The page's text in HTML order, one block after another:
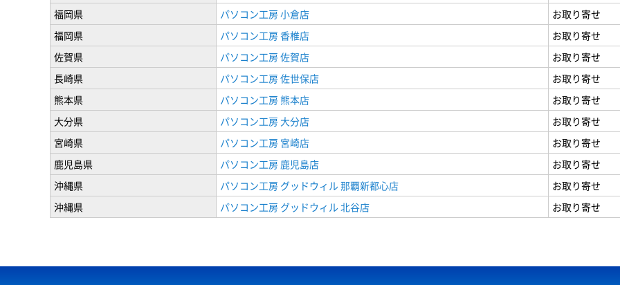
福岡県
パソコン工房 小倉店
お取り寄せ
福岡県
パソコン工房 香椎店
お取り寄せ
佐賀県
パソコン工房 佐賀店
お取り寄せ
長崎県
パソコン工房 佐世保店
お取り寄せ
熊本県
パソコン工房 熊本店
お取り寄せ
大分県
パソコン工房 大分店
お取り寄せ
宮崎県
パソコン工房 宮崎店
お取り寄せ
鹿児島県
パソコン工房 鹿児島店
お取り寄せ
沖縄県
パソコン工房 グッドウィル 那覇新都心店
お取り寄せ
沖縄県
パソコン工房 グッドウィル 北谷店 お取り寄せ